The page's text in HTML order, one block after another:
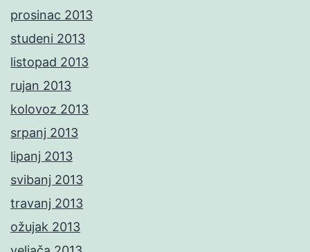
prosinac 2013
studeni 2013
listopad 2013
rujan 2013
kolovoz 2013
srpanj 2013
lipanj 2013
svibanj 2013
travanj 2013
ožujak 2013